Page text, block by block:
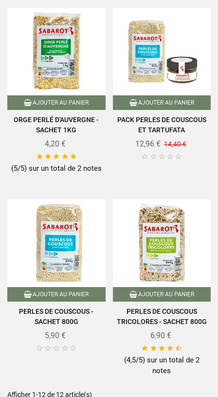
AJOUTER AU PANIER
ORGE PERLÉ D'AUVERGNE -
SACHET 1KG
4,20 €
    
(5/5) sur un total de 2 notes
AJOUTER AU PANIER
PACK PERLES DE COUSCOUS
ET TARTUFATA
12,96 € 14,40 €
    
AJOUTER AU PANIER
PERLES DE COUSCOUS -
SACHET 800G
5,90 €
    
AJOUTER AU PANIER
PERLES DE COUSCOUS
TRICOLORES - SACHET 800G
6,90 €
    
(4,5/5) sur un total de 2
notes
Afficher 1-12 de 12 article(s)